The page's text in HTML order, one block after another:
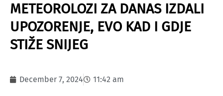
METEOROLOZI ZA DANAS IZDALI
UPOZORENJE, EVO KAD I GDJE
STIŽE SNIJEG
December 7, 2024 11:42 am